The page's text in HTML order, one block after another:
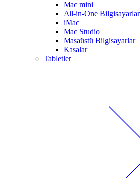
Mac mini
All-in-One Bilgisayarlar
iMac
Mac Studio
Masaüstü Bilgisayarlar
Kasalar
Tabletler